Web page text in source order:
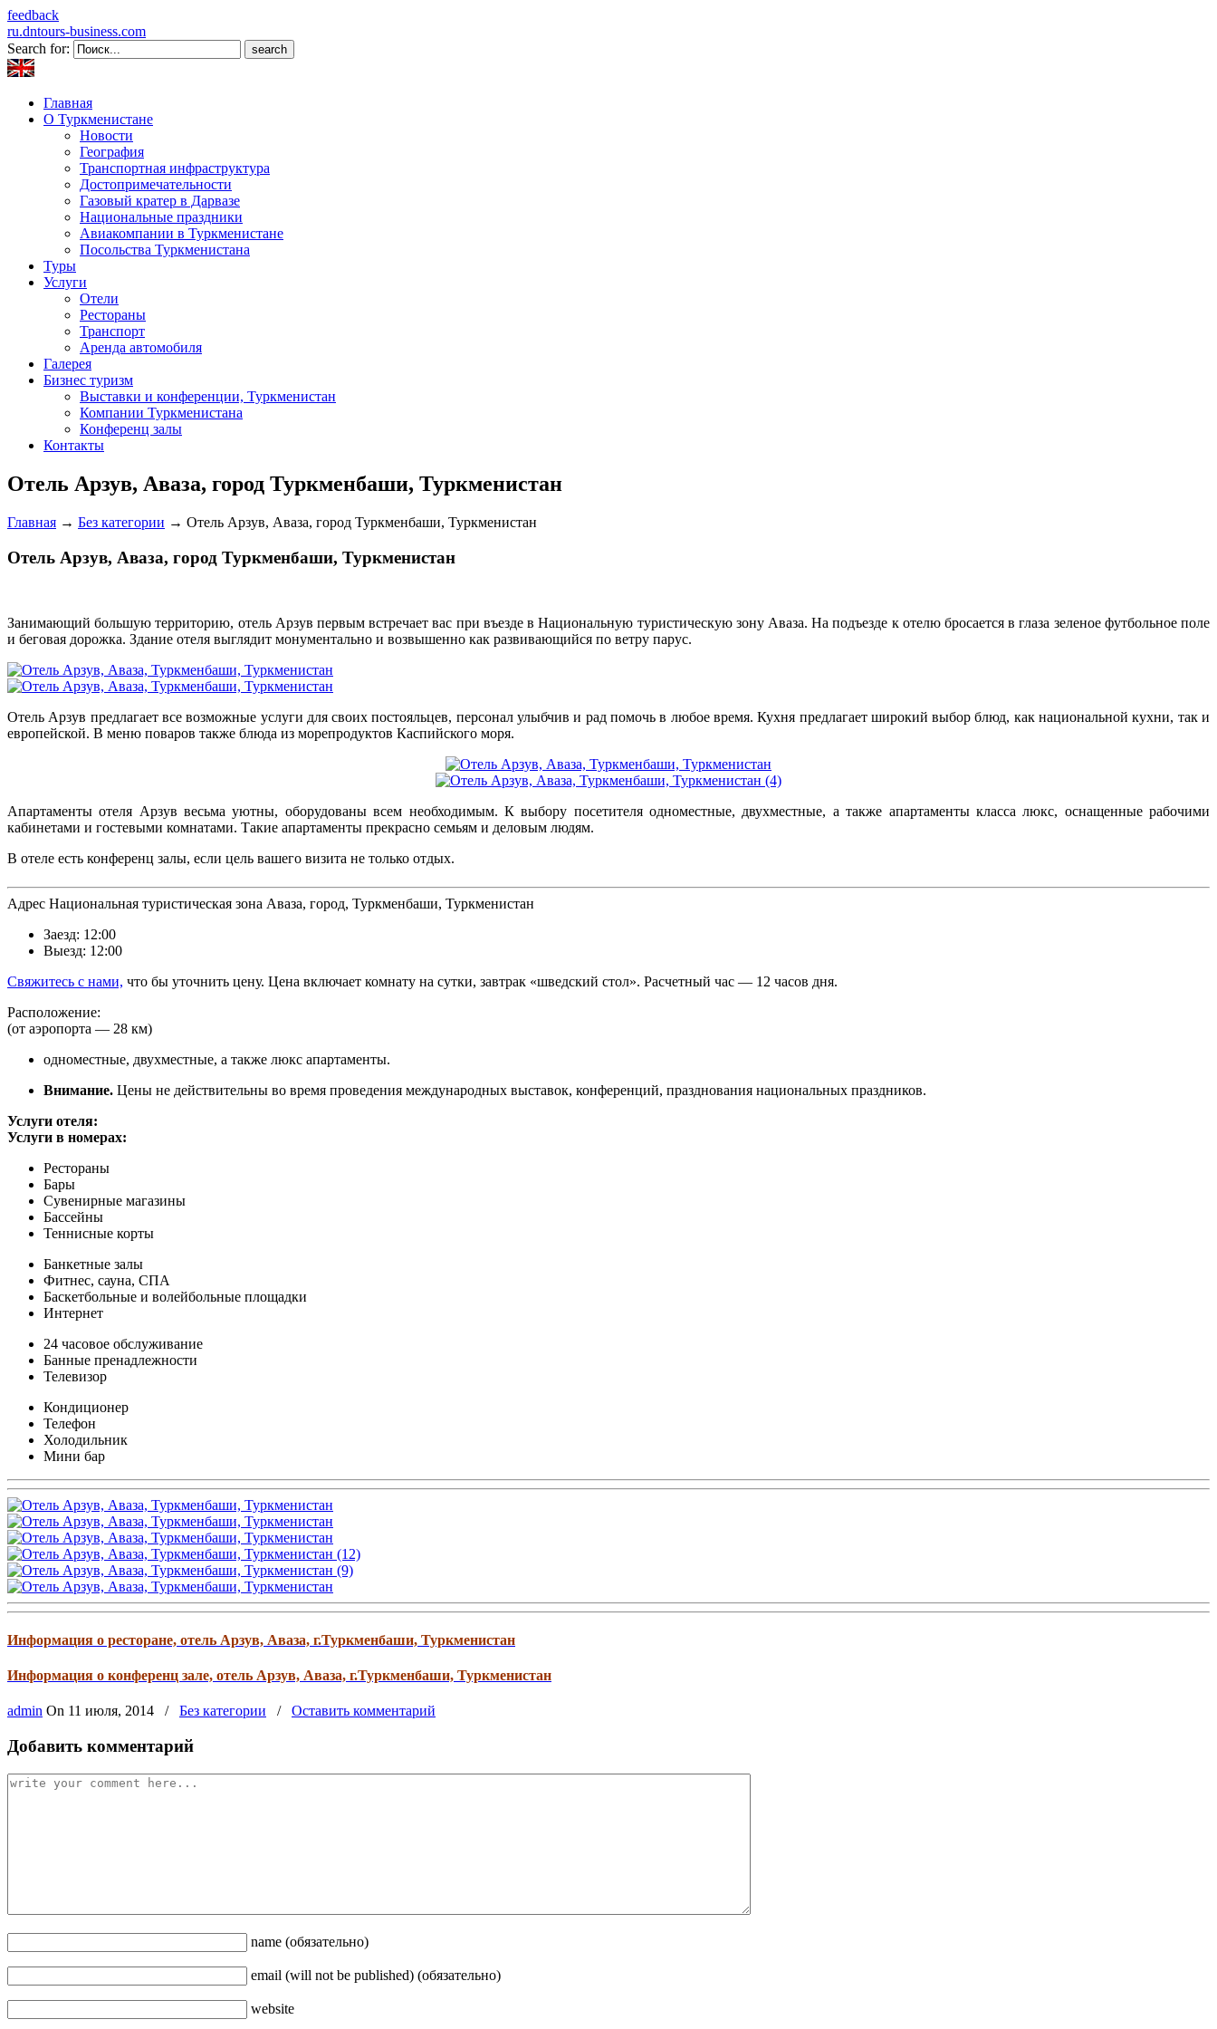
feedback
ru.dntours-business.com
Search for:
Главная
О Туркменистане
Новости
География
Транспортная инфраструктура
Достопримечательности
Газовый кратер в Дарвазе
Национальные праздники
Авиакомпании в Туркменистане
Посольства Туркменистана
Туры
Услуги
Отели
Рестораны
Транспорт
Аренда автомобиля
Галерея
Бизнес туризм
Выставки и конференции, Туркменистан
Компании Туркменистана
Конференц залы
Контакты
Отель Арзув, Аваза, город Туркменбаши, Туркменистан
Главная → Без категории → Отель Арзув, Аваза, город Туркменбаши, Туркменистан
Отель Арзув, Аваза, город Туркменбаши, Туркменистан
Занимающий большую территорию, отель Арзув первым встречает вас при въезде в Национальную туристическую зону Аваза. На подъезде к отелю бросается в глаза зеленое футбольное поле
и беговая дорожка. Здание отеля выглядит монументально и возвышенно как развивающийся по ветру парус.
Отель Арзув предлагает все возможные услуги для своих постояльцев, персонал улыбчив и рад помочь в любое время. Кухня предлагает широкий выбор блюд, как национальной кухни, так и
европейской. В меню поваров также блюда из морепродуктов Каспийского моря.
Апартаменты отеля Арзув весьма уютны, оборудованы всем необходимым. К выбору посетителя одноместные, двухместные, а также апартаменты класса люкс, оснащенные рабочими
кабинетами и гостевыми комнатами. Такие апартаменты прекрасно семьям и деловым людям.
В отеле есть конференц залы, если цель вашего визита не только отдых.
Aдрес Национальная туристическая зона Аваза, город, Туркменбаши, Туркменистан
Заезд: 12:00
Выезд: 12:00
Свяжитесь с нами, что бы уточнить цену. Цена включает комнату на сутки, завтрак «шведский стол». Расчетный час — 12 часов дня.
Расположение:
(от аэропорта — 28 км)
одноместные, двухместные, а также люкс апартаменты.
Внимание. Цены не действительны во время проведения международных выставок, конференций, празднования национальных праздников.
Услуги отеля:
Услуги в номерах:
Рестораны
Бары
Сувенирные магазины
Бассейны
Теннисные корты
Банкетные залы
Фитнес, сауна, СПА
Баскетбольные и волейбольные площадки
Интернет
24 часовое обслуживание
Банные пренадлежности
Телевизор
Кондиционер
Телефон
Холодильник
Мини бар
Информация о ресторане, отель Арзув, Аваза, г.Туркменбаши, Туркменистан
Информация о конференц зале, отель Арзув, Аваза, г.Туркменбаши, Туркменистан
admin On 11 июля, 2014 / Без категории / Оставить комментарий
Добавить комментарий
name (обязательно)
email (will not be published) (обязательно)
website